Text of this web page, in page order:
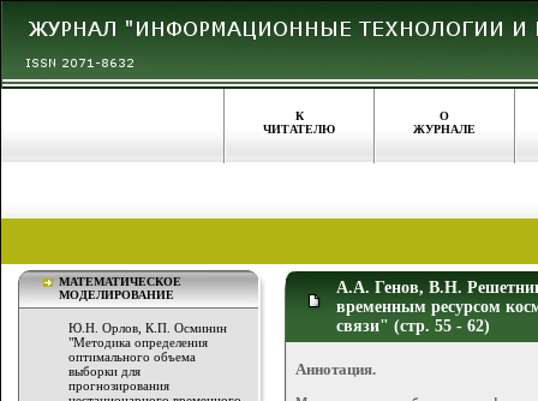
К
ЧИТАТЕЛЮ
О
ЖУРНАЛЕ
МАТЕМАТИЧЕСКОЕ
МОДЕЛИРОВАНИЕ
Ю.Н. Орлов, К.П. Осминин
"Методика определения
оптимального объема
выборки для
прогнозирования
А.А. Генов, В.Н.
временным ресурсом
связи" (стр. 55 - 62)
Аннотация.